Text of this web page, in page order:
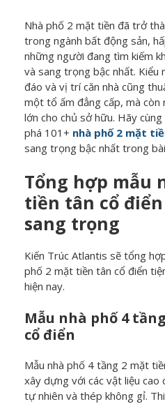
Nhà phố 2 mặt tiền đã trở
trong ngành bất động sản,
những người đang tìm kiếm
và sang trọng bậc nhất. Kiểu
đáo và vị trí căn nhà cũng
một tổ ấm đẳng cấp, mà còn
lớn cho chủ sở hữu. Hãy cùng
phá 101+ nhà phố 2 mặt
sang trọng bậc nhất trong
Tổng hợp mẫu
tiền tân cổ
sang trọng
Kiến Trúc Atlantis sẽ tổng
phố 2 mặt tiền tân cổ điển
hiện nay.
Mẫu nhà phố 4
cổ điển
Mẫu nhà phố 4 tầng 2 mặt
xây dựng với các vật liệu
tự nhiên và thép không gỉ.